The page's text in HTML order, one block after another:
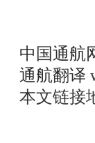
中国通航
通航翻译
本文链接